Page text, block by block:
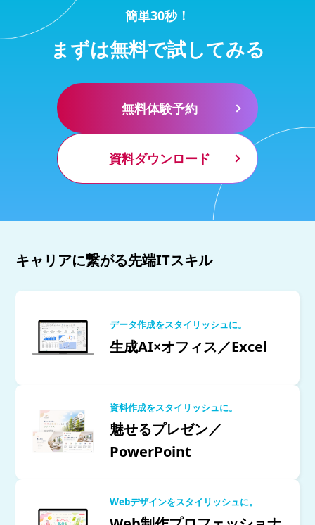
簡単30秒！
まずは無料で試してみる
無料体験予約
資料ダウンロード
キャリアに繋がる先端ITスキル
データ作成をスタイリッシュに。
生成AI×オフィス／Excel
資料作成をスタイリッシュに。
魅せるプレゼン／
PowerPoint
Webデザインをスタイリッシュに。